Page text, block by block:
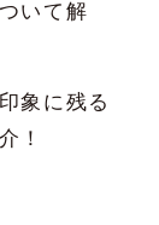
いて解
象に残る
！